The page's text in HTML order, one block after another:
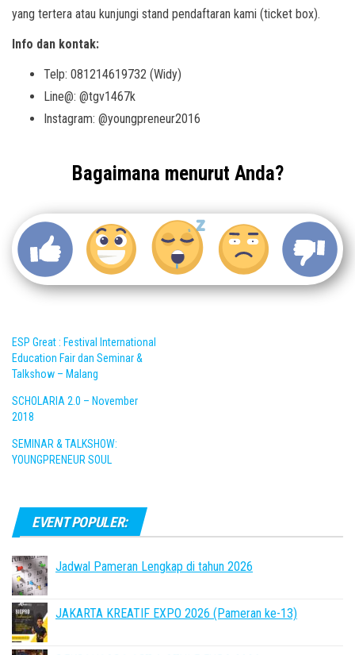
yang tertera atau kunjungi stand pendaftaran kami (ticket box).
Info dan kontak:
Telp: 081214619732 (Widy)
Line@: @tgv1467k
Instagram: @youngpreneur2016
Bagaimana menurut Anda?
ESP Great : Festival International
Education Fair dan Seminar &
Talkshow – Malang
SCHOLARIA 2.0 – November
2018
SEMINAR & TALKSHOW:
YOUNGPRENEUR SOUL
EVENT POPULER:
Jadwal Pameran Lengkap di tahun 2026
JAKARTA KREATIF EXPO 2026 (Pameran ke-13)